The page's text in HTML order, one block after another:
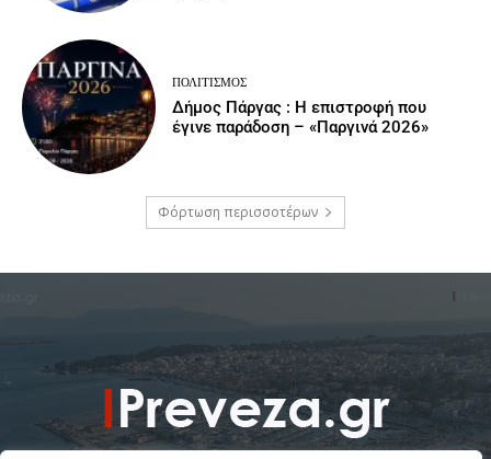
ΠΟΛΙΤΙΣΜΌΣ
Δήμος Πάργας : Η επιστροφή που
έγινε παράδοση – «Παργινά 2026»
Φόρτωση περισσοτέρων